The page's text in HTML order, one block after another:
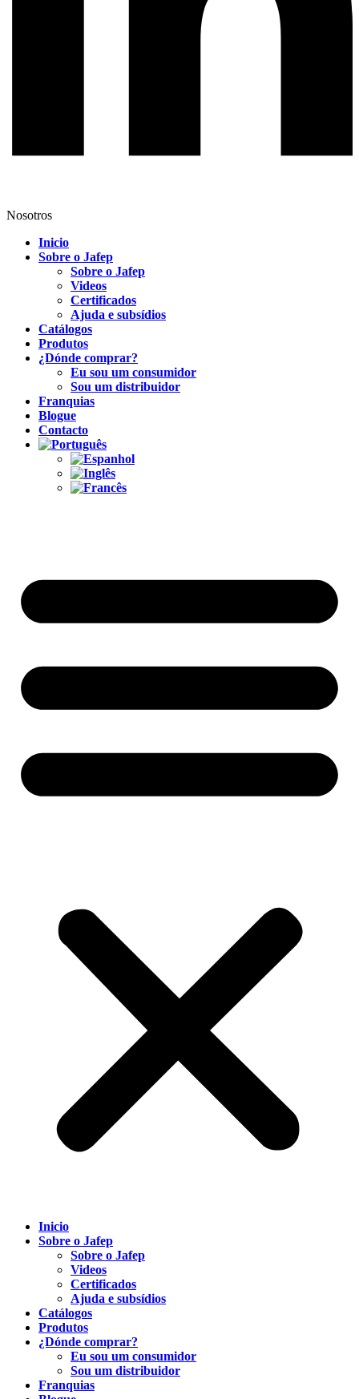
Nosotros
Inicio
Sobre o Jafep
Sobre o Jafep
Videos
Certificados
Ajuda e subsídios
Catálogos
Produtos
¿Dónde comprar?
Eu sou um consumidor
Sou um distribuidor
Franquias
Blogue
Contacto
Inicio
Sobre o Jafep
Sobre o Jafep
Videos
Certificados
Ajuda e subsídios
Catálogos
Produtos
¿Dónde comprar?
Eu sou um consumidor
Sou um distribuidor
Franquias